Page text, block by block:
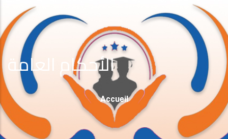
الأحكام العامة
Fil
D'Ariane
Accueil